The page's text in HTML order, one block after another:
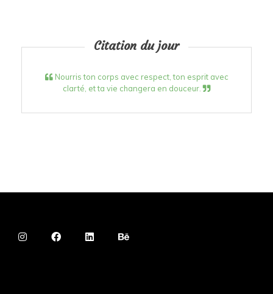
Citation du jour
Nourris ton corps avec respect, ton esprit avec
clarté, et ta vie changera en douceur.